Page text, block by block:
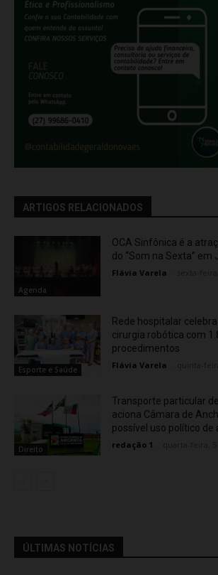
ARTIGOS RELACIONADOS
Agenda
OCA Sinfônica é a
do “Som na Sexta” em
Flávia Varela
Esporte e Saúde
Rede hospitalar
cirurgia robótica com
procedimentos
Flávia Varela
Direito
Transporte particular
aciona Câmara de
possível uso político de
redação 1
ÚLTIMAS NOTÍCIAS